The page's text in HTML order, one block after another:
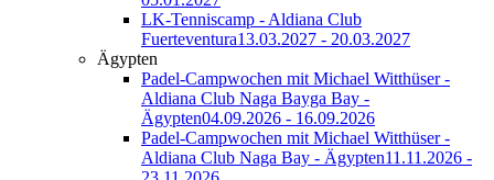
LK-Tenniscamp - Aldiana Club
Fuerteventura13.03.2027 - 20.03.2027
Ägypten
Padel-Campwochen mit Michael Witthüser -
Aldiana Club Naga Bayga Bay -
Ägypten04.09.2026 - 16.09.2026
Padel-Campwochen mit Michael Witthüser -
Aldiana Club Naga Bay - Ägypten11.11.2026 -